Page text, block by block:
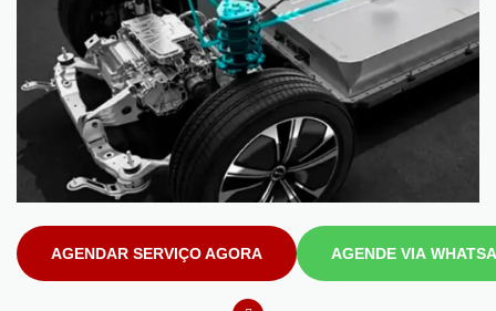
AGENDAR SERVIÇO AGORA AGENDE VIA